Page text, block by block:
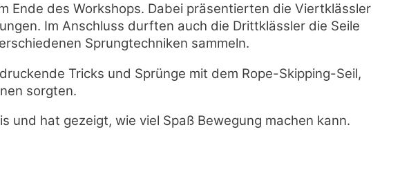
Ende des Workshops. Dabei präsentierten die Viertklässler
Im Anschluss durften auch die Drittklässler die Seile
Sprungtechniken sammeln.
Tricks und Sprünge mit dem Rope-Skipping-Seil,
sorgten.
und hat gezeigt, wie viel Spaß Bewegung machen kann.